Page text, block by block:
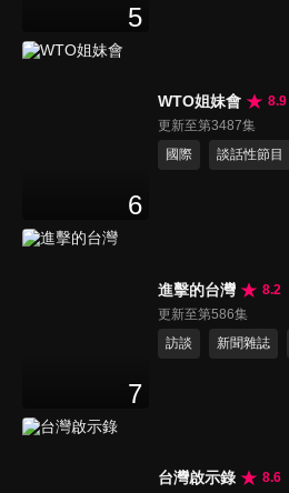
5
6
WTO姐妹會
8.9
更新至第3487集
國際
談話性節目
7
進擊的台灣
8.2
更新至第586集
訪談
新聞雜誌
台灣啟示錄
8.6